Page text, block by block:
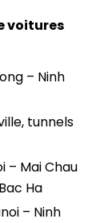
voitures
– Ninh
tunnels
– Mai Chau
Ha
– Ninh